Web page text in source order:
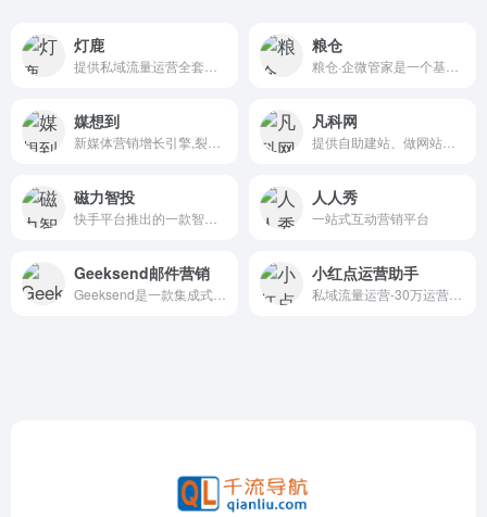
灯鹿 粮仓
媒想到 凡科网
磁力智投 人人秀
一站式互动营销平台
Geeksend邮件营销 小红点运营助手